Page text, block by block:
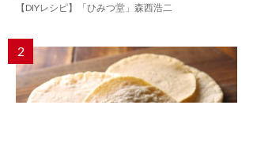
【DIYレシピ】「ひみつ堂」森西浩二
2